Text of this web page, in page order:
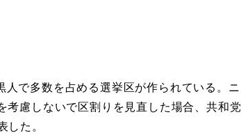
で多数を占める選挙区が作られている。ニ
考慮しないで区割りを見直した場合、共和党
した。